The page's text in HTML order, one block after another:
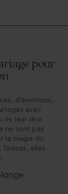
pour
d’émotions,
avec
de leur dire
ne sont pas
la magie du
elles